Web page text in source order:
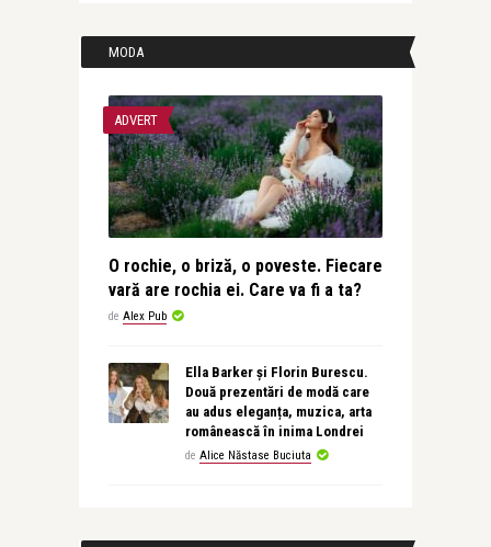
MODA
ADVERT
O rochie, o briză, o poveste. Fiecare
vară are rochia ei. Care va fi a ta?
de Alex Pub
Ella Barker și Florin Burescu.
Două prezentări de modă care
au adus eleganța, muzica, arta
românească în inima Londrei
de Alice Năstase Buciuta